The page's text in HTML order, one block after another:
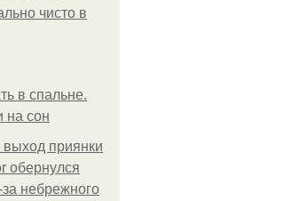
чисто в
в спальне.
на сон
приянки
обернулся
небрежного